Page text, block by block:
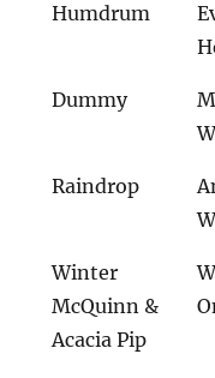
Humdrum
Dummy
Raindrop
Winter
McQuinn &
Acacia Pip